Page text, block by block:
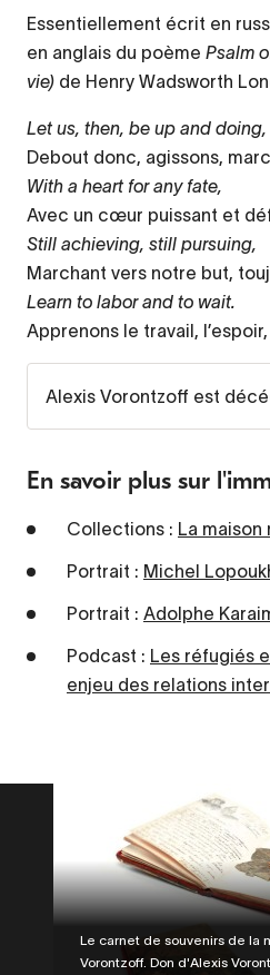
Essentiellement écrit en
en anglais du poème Psalm
vie) de Henry Wadsworth
Let us, then, be up and doing,
Debout donc, agissons,
With a heart for any fate,
Avec un cœur puissant et
Still achieving, still pursuing,
Marchant vers notre but,
Learn to labor and to wait.
Apprenons le travail,
Alexis Vorontzoff est
En savoir plus sur
Collections : La maison
Portrait : Michel
Portrait : Adolphe
Podcast : Les réfugiés
enjeu des relations
Legende
Le carnet de souvenirs de la
Vorontzoff. Don d'Alexis